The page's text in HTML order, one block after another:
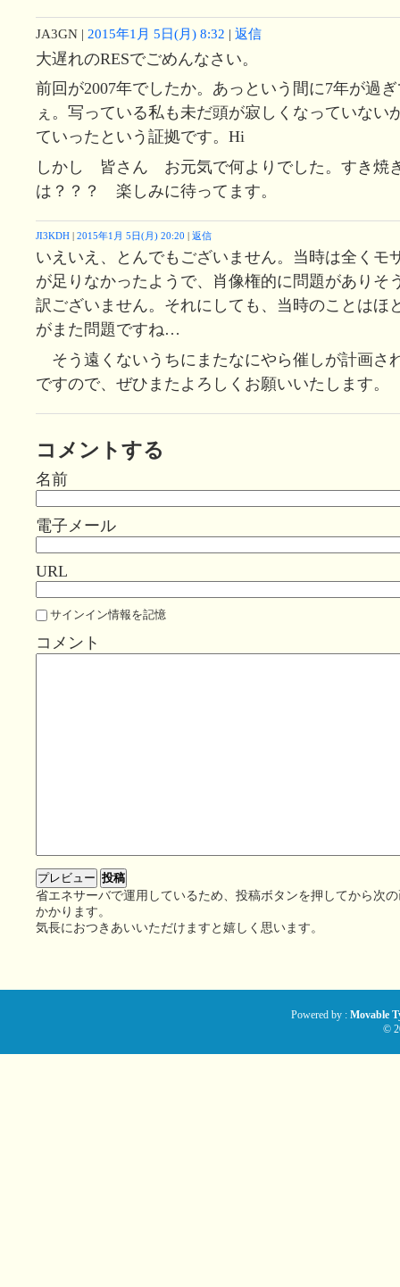
JA3GN | 2015年1月 5日(月) 8:32 | 返信
大遅れのRESでごめんなさい。
前回が2007年でしたか。あっという間に7年が過
ぇ。写っている私も未だ頭が寂しくなっていない
ていったという証拠です。Hi
しかし 皆さん お元気で何よりでした。すき
は？？？ 楽しみに待ってます。
JI3KDH | 2015年1月 5日(月) 20:20 | 返信
いえいえ、とんでもございません。当時は全くモ
が足りなかったようで、肖像権的に問題があり
訳ございません。それにしても、当時のことはほ
がまた問題ですね…
そう遠くないうちにまたなにやら催しが計画さ
ですので、ぜひまたよろしくお願いいたします。
コメントする
名前
電子メール
URL
サインイン情報を記憶
コメント
省エネサーバで運用しているため、投稿ボタンを押してから次
かかります。
気長におつきあいいただけますと嬉しく思います。
Powered by : Movable
©